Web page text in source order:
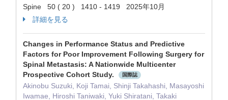
Spine 50 ( 20 ) 1410 - 1419 2025年10月
詳細を見る
Changes in Performance Status and Predictive
Factors for Poor Improvement Following Surgery for
Spinal Metastasis: A Nationwide Multicenter
Prospective Cohort Study.
国際誌
Akinobu Suzuki, Koji Tamai, Shinji Takahashi, Masayoshi
Iwamae, Hiroshi Taniwaki, Yuki Shiratani, Takaki